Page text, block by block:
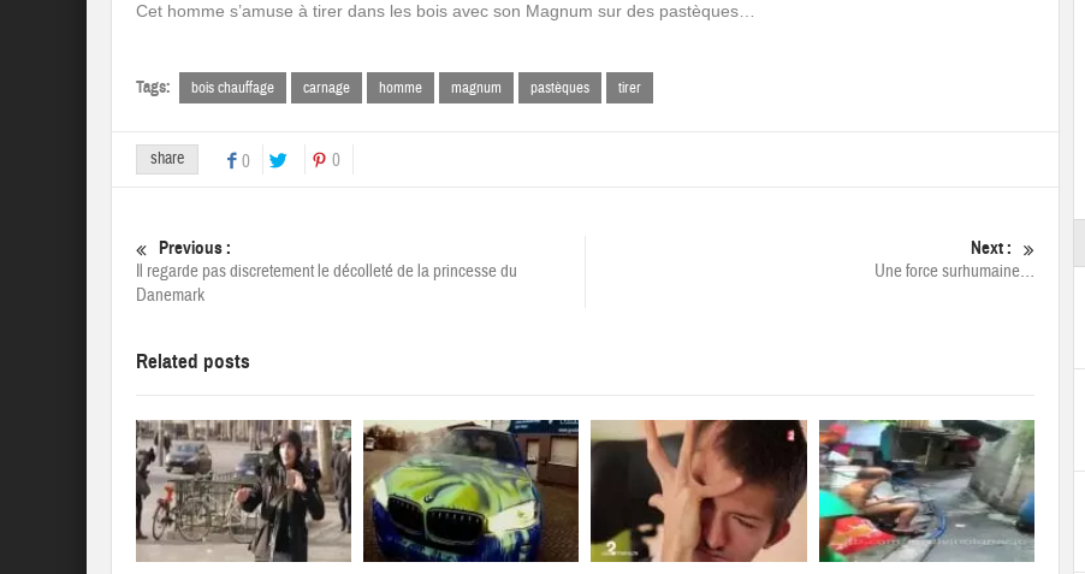
Cet homme s’amuse à tirer dans les bois avec son Magnum sur des pastèques…
Tags: bois chauffage carnage homme magnum pastèques tirer
share 0 0
Previous :
Il regarde pas discretement le décolleté de la princesse du
Danemark
Next :
Une force surhumaine…
Related posts